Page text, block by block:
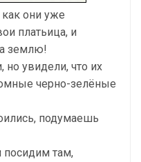
они уже
платьица, и
землю!
но увидели, что их
черно-зелёные
подумаешь
посидим там,